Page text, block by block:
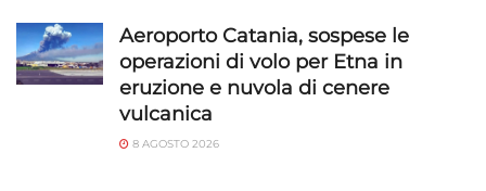
Aeroporto Catania, sospese le
operazioni di volo per Etna in
eruzione e nuvola di cenere
vulcanica
8 AGOSTO 2026